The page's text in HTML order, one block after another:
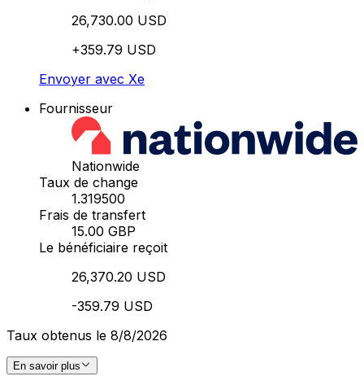
26,730.00 USD
+359.79 USD
Envoyer avec Xe
Fournisseur
Nationwide
Taux de change
1.319500
Frais de transfert
15.00 GBP
Le bénéficiaire reçoit
26,370.20 USD
-359.79 USD
Taux obtenus le 8/8/2026
En savoir plus